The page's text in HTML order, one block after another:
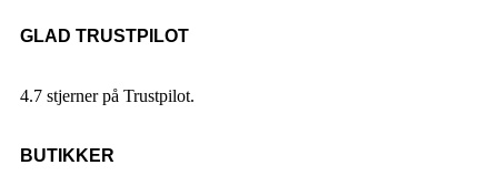
GLAD TRUSTPILOT
4.7 stjerner på Trustpilot.
BUTIKKER